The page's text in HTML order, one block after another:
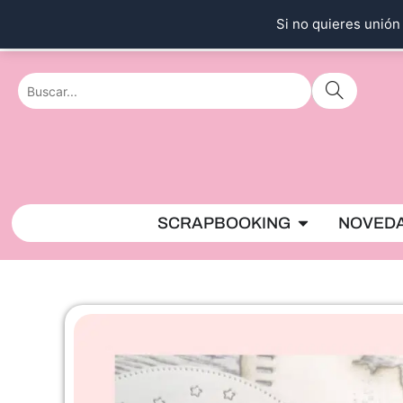
Si no quieres
contenido
SCRAPBOOKING Abrir